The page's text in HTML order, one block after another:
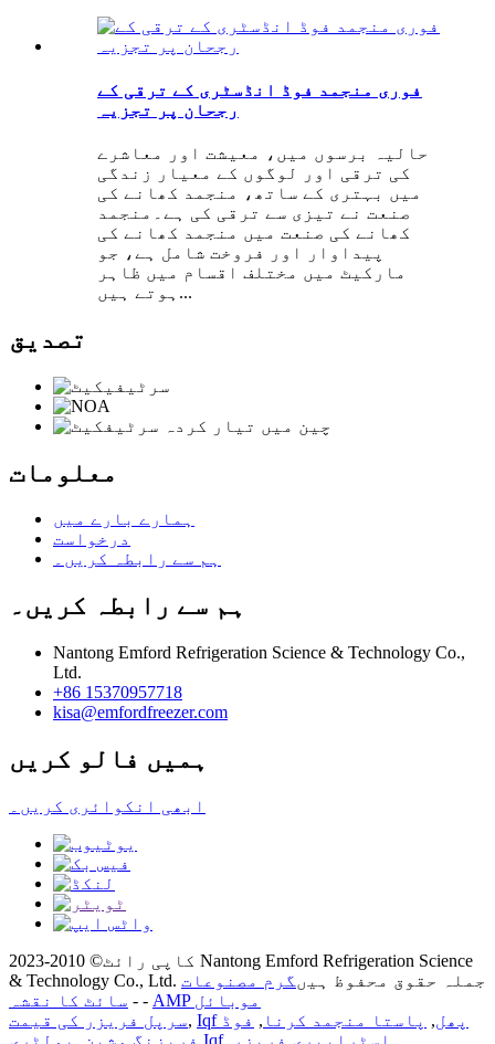
فوری منجمد فوڈ انڈسٹری کے ترقی کے
رجحان پر تجزیہ
حالیہ برسوں میں، معیشت اور معاشرے
کی ترقی اور لوگوں کے معیار زندگی
میں بہتری کے ساتھ، منجمد کھانے کی
صنعت نے تیزی سے ترقی کی ہے۔منجمد
کھانے کی صنعت میں منجمد کھانے کی
پیداوار اور فروخت شامل ہے، جو
مارکیٹ میں مختلف اقسام میں ظاہر
ہوتے ہیں...
تصدیق
معلومات
ہمارے بارے میں
درخواست
ہم سے رابطہ کریں۔
ہم سے رابطہ کریں۔
Nantong Emford Refrigeration Science & Technology Co.,
Ltd.
+86 15370957718
kisa@emfordfreezer.com
ہمیں فالو کریں
ابھی انکوائری کریں۔
کاپی رائٹ© 2010-2023 Nantong Emford Refrigeration Science
& Technology Co., Ltd. جملہ حقوق محفوظ ہیں گرم مصنوعات
- سائٹ کا نقشہ -
AMP موبائل
سرپل فریزر کی قیمت, Iqf پھل, پاستا منجمد کرنا , فوڈ
فریزنگ مشین پولٹری Iqf, اسٹرابیری فریزر